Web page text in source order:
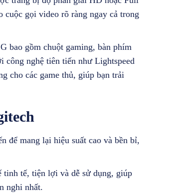
gọi video rõ ràng ngay cả trong
bao gồm chuột gaming, bàn phím
nghệ tiên tiến như Lightspeed
cho các game thủ, giúp bạn trải
để mang lại hiệu suất cao và bền bỉ,
tế, tiện lợi và dễ sử dụng, giúp
nghi nhất.